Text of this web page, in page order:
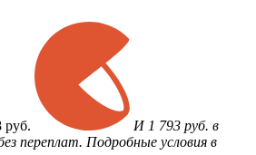
руб.
И 1 793 руб. в
переплат. Подробные условия в